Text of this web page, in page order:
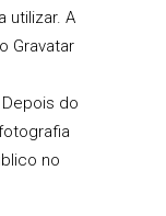
utilizar. A
Gravatar
do
no